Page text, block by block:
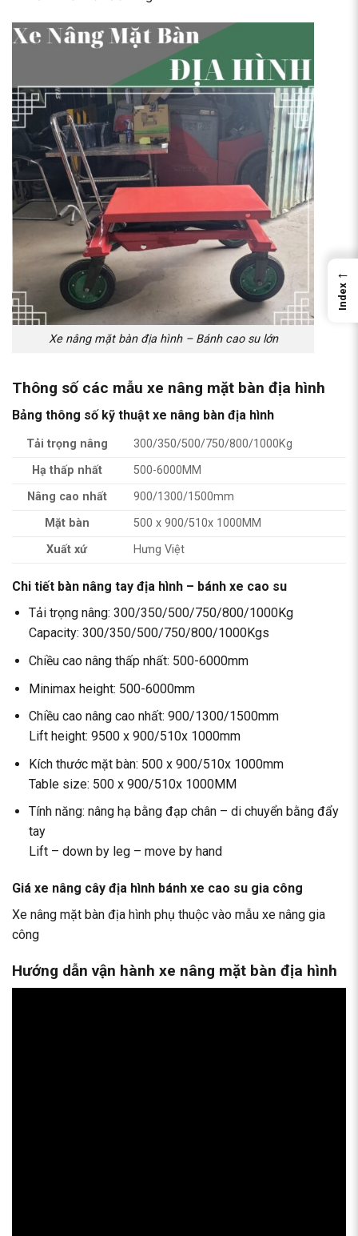
Xe nâng mặt bàn địa hình – Bánh cao su lớn
Thông số các mẫu xe nâng mặt bàn địa hình
Bảng thông số kỹ thuật xe nâng bàn địa hình
Tải trọng nâng
300/350/500/750/800/1000Kg
Hạ thấp nhất
500-6000MM
Nâng cao nhất
900/1300/1500mm
Mặt bàn
500 x 900/510x 1000MM
Xuất xứ
Hưng Việt
Chi tiết bàn nâng tay địa hình – bánh xe cao su
Tải trọng nâng: 300/350/500/750/800/1000Kg
Capacity: 300/350/500/750/800/1000Kgs
Chiều cao nâng thấp nhất: 500-6000mm
Minimax height: 500-6000mm
Chiều cao nâng cao nhất: 900/1300/1500mm
Lift height: 9500 x 900/510x 1000mm
Kích thước mặt bàn: 500 x 900/510x 1000mm
Table size: 500 x 900/510x 1000MM
Tính năng: nâng hạ bằng đạp chân – di chuyển bằng đẩy
tay
Lift – down by leg – move by hand
Giá xe nâng cây địa hình bánh xe cao su gia công
Xe nâng mặt bàn địa hình phụ thuộc vào mẫu xe nâng gia
công
Hướng dẫn vận hành xe nâng mặt bàn địa hình
←
Index